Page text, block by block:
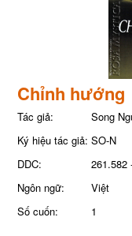
Chỉnh hướng
Tác giả:
Song
Ký hiệu tác giả: SO-N
DDC:
261.582
Ngôn ngữ:
Việt
Số cuốn:
1